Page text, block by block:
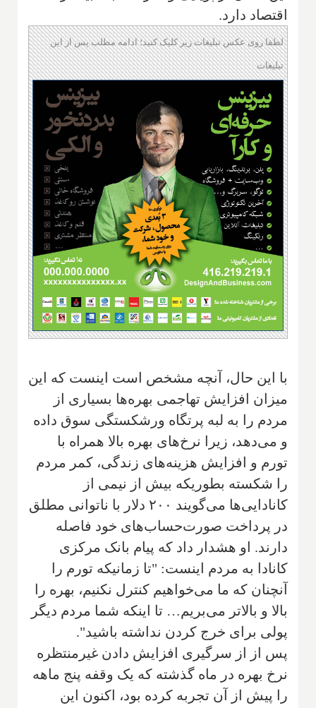
اقتصاد دارد.
لطفا روی عکس تبلیغات زیر کلیک کنید؛ ادامه مطلب پس از این
تبلیغات
با این حال، آنچه مشخص است اینست که این
میزان افزایش تهاجمی بهره‌ها بسیاری از
مردم را به لبه پرتگاه ورشکستگی سوق داده
و می‌دهد، زیرا نرخ‌های بهره بالا همراه با
تورم و افزایش هزینه‌های زندگی، کمر مردم
را شکسته بطوریکه بیش از نیمی از
کانادایی‌ها می‌گویند ۲۰۰ دلار با ناتوانی مطلق
در پرداخت صورت‌حساب‌های خود فاصله
دارند. او هشدار داد که پیام بانک مرکزی
کانادا به مردم اینست: "تا زمانیکه تورم را
آنچنان که ما می‌خواهیم کنترل نکنیم، بهره را
بالا و بالاتر می‌بریم… تا اینکه شما مردم دیگر
پولی برای خرج کردن نداشته باشید".
پس از از سرگیری افزایش دادن غیرمنتظره
نرخ بهره در ماه گذشته که یک وقفه پنج ماهه
را پیش از آن تجربه کرده بود، اکنون این